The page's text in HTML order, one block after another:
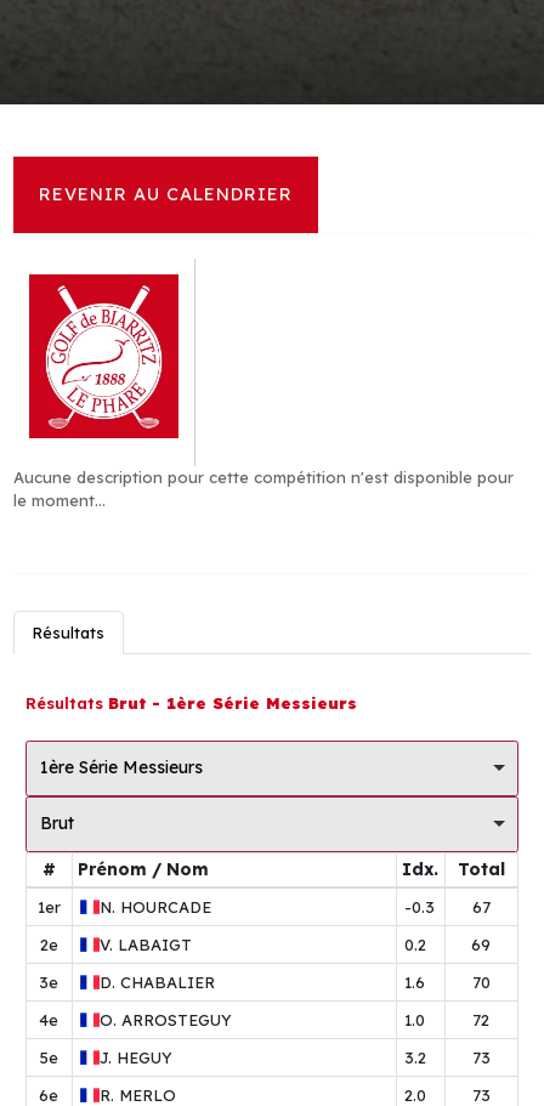
REVENIR AU CALENDRIER
Aucune description pour cette compétition n'est disponible pour
le moment...
Résultats
Résultats Brut - 1ère Série Messieurs
1ère Série Messieurs
Brut
# Prénom / Nom Idx. Total
1er N. HOURCADE -0.3
67
2e
V. LABAIGT 0.2
69
3e
D. CHABALIER 1.6
70
4e
O. ARROSTEGUY 1.0
72
5e
J. HEGUY 3.2
73
6e
R. MERLO 2.0
73